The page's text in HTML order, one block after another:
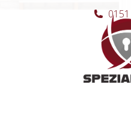
Hauptnavigation